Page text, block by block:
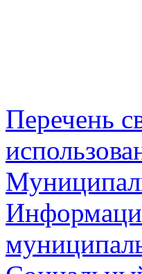
Перечень